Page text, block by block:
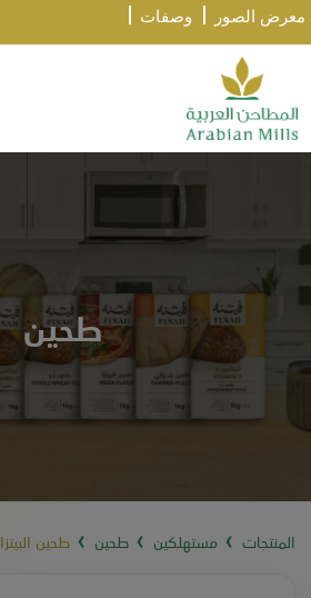
معرض الصور وصفات
طحين
المنتجات مستهلكين طحين طحين البيتزا